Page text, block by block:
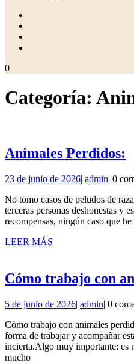
BOTÓN
CIERRE
carrito
la
compra
0
Categoría:
Animales Perdidos:
23 de junio de 202623
junio
de
2026
| adminadmin
| 0
No tomo casos de peludos de
terceras personas deshonestas y
recompensas, ningún caso que
LEER MÁS
Cómo trabajo con
5 de junio de 20265
junio
de
2026
| adminadmin
| 0
Cómo trabajo con animales
forma de trabajar y acompañar
incierta.Algo muy importante: es
mucho